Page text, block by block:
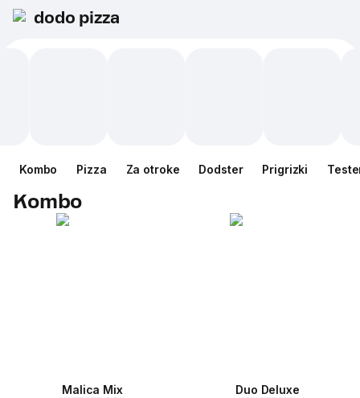
dodo pizza
Kombo Pizza Za otroke Dodster Prigrizki
Kombo
Malica Mix Duo Deluxe